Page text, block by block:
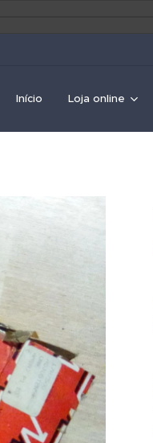
Início Loja online